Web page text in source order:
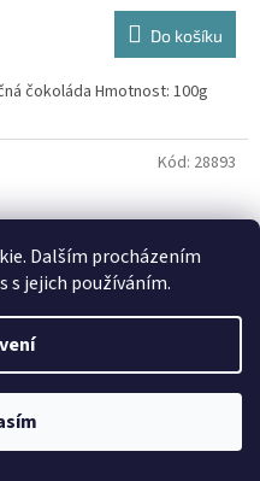
Dalším procházením
s jejich používáním.
Do košíku
čokoláda Hmotnost: 100g
Kód: 28893